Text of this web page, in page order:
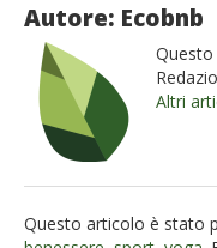
Autore: Ecobnb
Altri
Questo articolo è stato